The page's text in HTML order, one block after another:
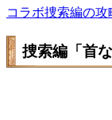
コラボ捜索編の攻
捜索編「首